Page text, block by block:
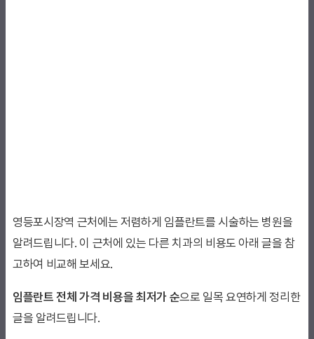
영등포시장역 근처에는 저렴하게 임플란트를 시술하는 병원을
알려드립니다. 이 근처에 있는 다른 치과의 비용도 아래 글을 참
고하여 비교해 보세요.
임플란트 전체 가격 비용을 최저가 순으로 일목 요연하게 정리한
글을 알려드립니다.